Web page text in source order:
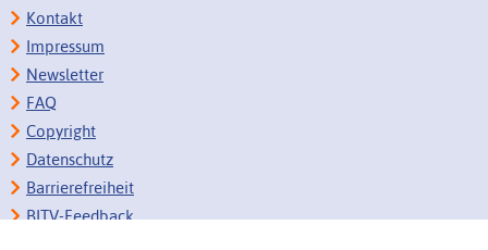
Kontakt
Impressum
Newsletter
FAQ
Copyright
Datenschutz
Barrierefreiheit
BITV-Feedback